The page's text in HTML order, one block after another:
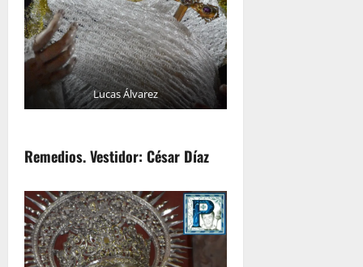
Lucas Álvarez
Remedios. Vestidor: César Díaz